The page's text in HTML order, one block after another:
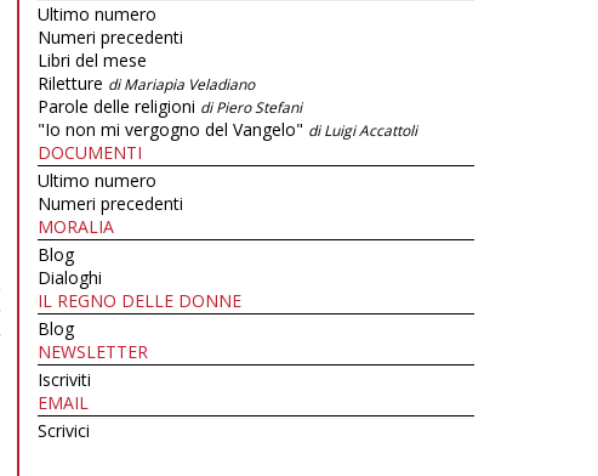
Ultimo numero
Numeri precedenti
Libri del mese
Riletture di Mariapia Veladiano
Parole delle religioni di Piero Stefani
"Io non mi vergogno del Vangelo" di Luigi Accattoli
DOCUMENTI
Ultimo numero
Numeri precedenti
MORALIA
Blog
Dialoghi
IL REGNO DELLE DONNE
Blog
NEWSLETTER
Iscriviti
EMAIL
Scrivici